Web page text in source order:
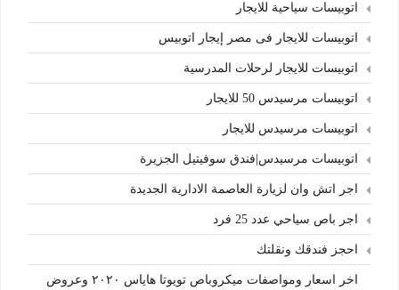
اتوبيسات سياحية للايجار
اتوبيسات للايجار فى مصر إيجار اتوبيس
اتوبيسات للايجار لرحلات المدرسية
اتوبيسات مرسيدس 50 للايجار
اتوبيسات مرسيدس للايجار
اتوبيسات مرسيدس|فندق سوفيتيل الجزيرة
اجر اتش وان لزيارة العاصمة الادارية الجديدة
اجر باص سياحي عدد 25 فرد
احجز فندقك ونقلتك
اخر اسعار ومواصفات ميكروباص تويوتا هاياس ٢٠٢٠ وعروض